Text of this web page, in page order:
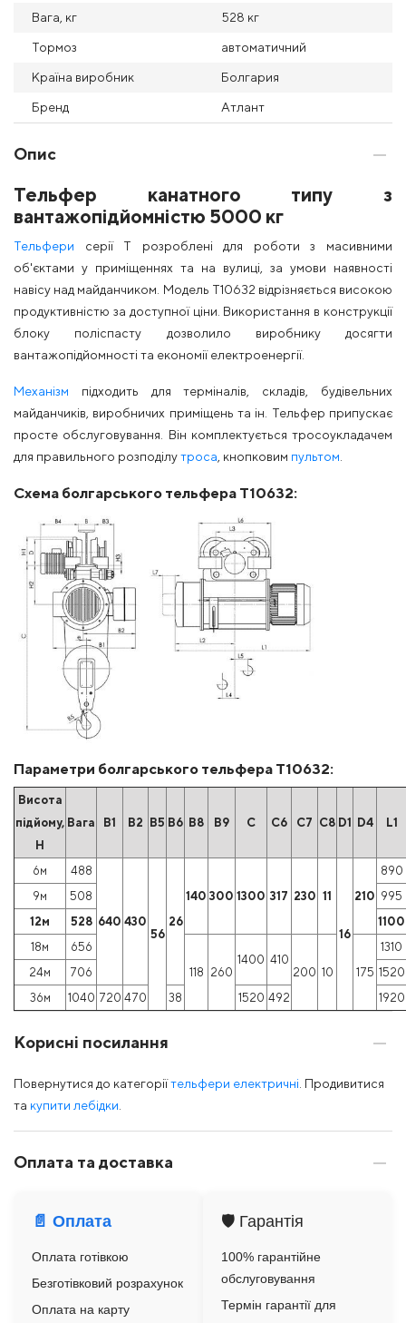
Вага, кг 528 кг
Тормоз автоматичний
Країна виробник Болгария
Бренд Атлант
Опис
Тельфер канатного типу з
вантажопідйомністю 5000 кг
Тельфери серії Т розроблені для роботи з масивними
об'єктами у приміщеннях та на вулиці, за умови наявності
навісу над майданчиком. Модель Т10632 відрізняється високою
продуктивністю за доступної ціни. Використання в конструкції
блоку поліспасту дозволило виробнику досягти
вантажопідйомності та економії електроенергії.
Механізм підходить для терміналів, складів, будівельних
майданчиків, виробничих приміщень та ін. Тельфер припускає
просте обслуговування. Він комплектується тросоукладачем
для правильного розподілутроса , кнопковим пультом
Схема болгарського тельфера Т10632:
Параметри болгарського тельфера Т10632:
Висота
підйому,
Н
Вага B1 B2 B5 B6 B8 B9 C C6 C7 C8 D1 D4 L1
6м 488
640 430
56
26
140 300 1300 317 230 11
16
210
890
9м
508
995
12м
528
1100
18м
656
118 260
1400 410
200 10 175
1310
24м
706
1520
36м
1040 720 470 38 1520 492 1920
Корисні посилання
Повернутися до категоріїтельфери електричні . Продивитися
та купити лебідки
Оплата та доставка
📄 Оплата
Оплата готівкою
Безготівковий розрахунок
Оплата на карту
🛡️ Гарантія
100% гарантійне
обслуговування
Термін гарантії для